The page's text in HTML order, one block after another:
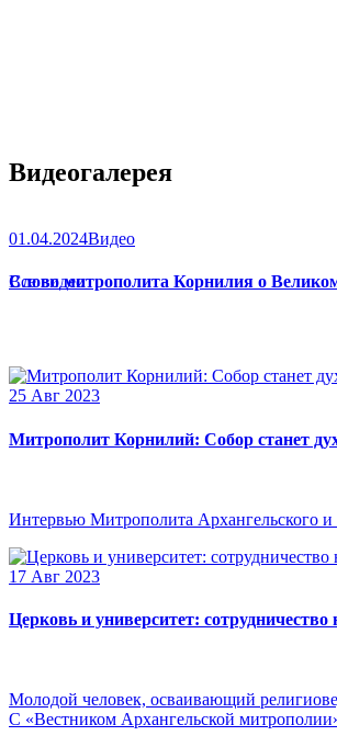
Видеогалерея
01.04.2024Видео
Слово митрополита Корнилия о Великом
Все видео
25 Авг 2023
Митрополит Корнилий: Собор станет
Интервью Митрополита Архангельского
17 Авг 2023
Церковь и университет:
Молодой человек, осваивающий
С «Вестником Архангельской